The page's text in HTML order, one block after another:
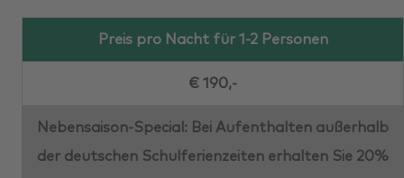
Preis pro Nacht für 1-2 Personen
€ 190,-
Nebensaison-Special: Bei Aufenthalten außerhalb
der deutschen Schulferienzeiten erhalten Sie 20%